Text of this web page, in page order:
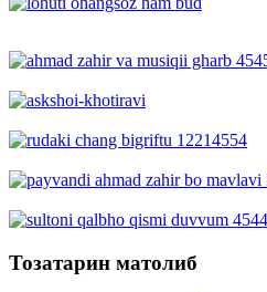
Тозатарин матолиб